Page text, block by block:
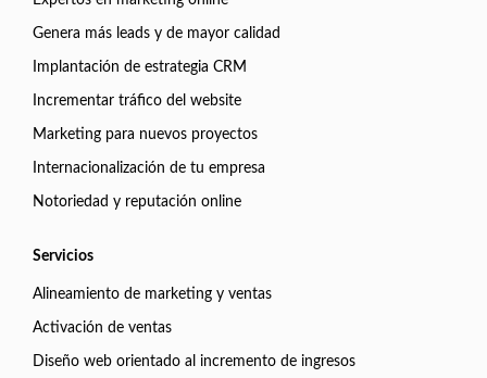
Genera más leads y de mayor calidad
Implantación de estrategia CRM
Incrementar tráfico del website
Marketing para nuevos proyectos
Internacionalización de tu empresa
Notoriedad y reputación online
Servicios
Alineamiento de marketing y ventas
Activación de ventas
Diseño web orientado al incremento de ingresos